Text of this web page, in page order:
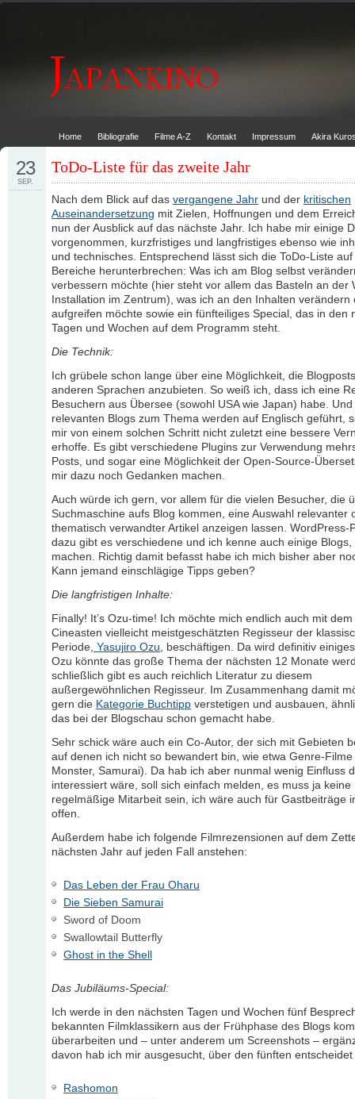
Home Bibliografie Filme A-Z Kontakt Impressum Akira
ToDo-Liste für das zweite Jahr
23
SEP.
Nach dem Blick auf das vergangene Jahr und der kritischen
Auseinandersetzung mit Zielen, Hoffnungen und dem
nun der Ausblick auf das nächste Jahr. Ich habe mir einige
vorgenommen, kurzfristiges und langfristiges ebenso wie
und technisches. Entsprechend lässt sich die ToDo-Liste
Bereiche herunterbrechen: Was ich am Blog selbst
verbessern möchte (hier steht vor allem das Basteln an der
Installation im Zentrum), was ich an den Inhalten verändern
aufgreifen möchte sowie ein fünfteiliges Special, das in den
Tagen und Wochen auf dem Programm steht.
Die Technik:
Ich grübele schon lange über eine Möglichkeit, die
anderen Sprachen anzubieten. So weiß ich, dass ich eine
Besuchern aus Übersee (sowohl USA wie Japan) habe.
relevanten Blogs zum Thema werden auf Englisch geführt,
mir von einem solchen Schritt nicht zuletzt eine bessere
erhoffe. Es gibt verschiedene Plugins zur Verwendung
Posts, und sogar eine Möglichkeit der Open-Source-
mir dazu noch Gedanken machen.
Auch würde ich gern, vor allem für die vielen Besucher, die
Suchmaschine aufs Blog kommen, eine Auswahl relevanter
thematisch verwandter Artikel anzeigen lassen. WordPress-
dazu gibt es verschiedene und ich kenne auch einige Blogs,
machen. Richtig damit befasst habe ich mich bisher aber
Kann jemand einschlägige Tipps geben?
Die langfristigen Inhalte:
Finally! It’s Ozu-time! Ich möchte mich endlich auch mit
Cineasten vielleicht meistgeschätzten Regisseur der
Periode, Yasujiro Ozu, beschäftigen. Da wird definitiv
Ozu könnte das große Thema der nächsten 12 Monate
schließlich gibt es auch reichlich Literatur zu diesem
außergewöhnlichen Regisseur. Im Zusammenhang damit
gern die Kategorie Buchtipp verstetigen und ausbauen,
das bei der Blogschau schon gemacht habe.
Sehr schick wäre auch ein Co-Autor, der sich mit Gebieten
auf denen ich nicht so bewandert bin, wie etwa Genre-Filme
Monster, Samurai). Da hab ich aber nunmal wenig Einfluss
interessiert wäre, soll sich einfach melden, es muss ja keine
regelmäßige Mitarbeit sein, ich wäre auch für Gastbeiträge
offen.
Außerdem habe ich folgende Filmrezensionen auf dem
nächsten Jahr auf jeden Fall anstehen:
Das Leben der Frau Oharu
Die Sieben Samurai
Sword of Doom
Swallowtail Butterfly
Ghost in the Shell
Das Jubiläums-Special:
Ich werde in den nächsten Tagen und Wochen fünf
bekannten Filmklassikern aus der Frühphase des Blogs
überarbeiten und – unter anderem um Screenshots –
davon hab ich mir ausgesucht, über den fünften entscheidet
Rashomon